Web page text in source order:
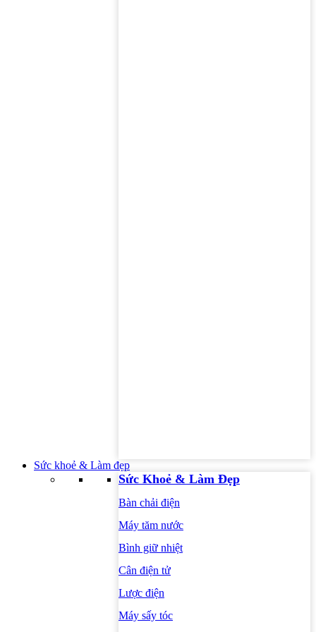
Sức khoẻ & Làm đẹp
Sức Khoẻ & Làm Đẹp
Bàn chải điện
Máy tăm nước
Bình giữ nhiệt
Cân điện tử
Lược điện
Máy sấy tóc